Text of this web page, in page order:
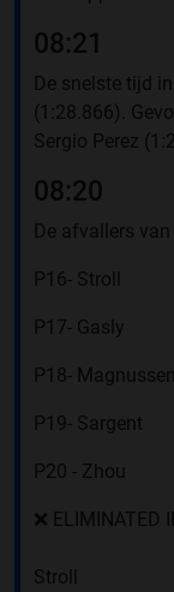
08:21
De snelste tijd
(1:28.866).
Sergio Perez
08:20
De afvallers van
P16- Stroll
P17- Gasly
P18- Magnussen
P19- Sargent
P20 - Zhou
❌ ELIMINATED
Stroll